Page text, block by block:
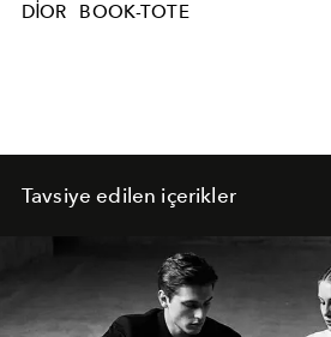
DIOR BOOK-TOTE
Tavsiye edilen içerikler